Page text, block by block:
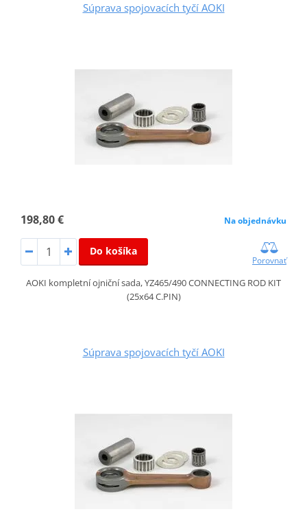
Súprava spojovacích tyčí AOKI
198,80 € Na objednávku
Do košíka
Porovnať
AOKI kompletní ojniční sada, YZ465/490 CONNECTING ROD KIT
(25x64 C.PIN)
Súprava spojovacích tyčí AOKI